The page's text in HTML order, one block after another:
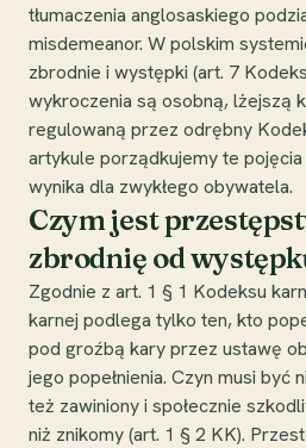
tłumaczenia anglosaskiego
misdemeanor. W polskim
zbrodnie i występki (art. 7
wykroczenia są osobną, lżejszą
regulowaną przez odrębny
artykule porządkujemy te pojęcia
wynika dla zwykłego obywatela.
Czym jest
zbrodnię od
Zgodnie z art. 1 § 1 Kodeksu
karnej podlega tylko ten, kto
pod groźbą kary przez ustawę
jego popełnienia. Czyn musi być
też zawiniony i społecznie
niż znikomy (art. 1 § 2 KK).